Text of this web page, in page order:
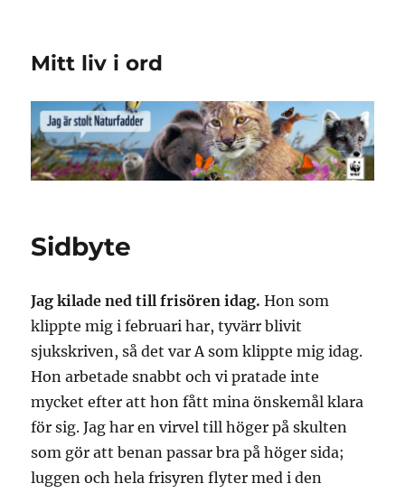
Mitt liv i ord
Sidbyte
Jag kilade ned till frisören idag. Hon som
klippte mig i februari har, tyvärr blivit
sjukskriven, så det var A som klippte mig idag.
Hon arbetade snabbt och vi pratade inte
mycket efter att hon fått mina önskemål klara
för sig. Jag har en virvel till höger på skulten
som gör att benan passar bra på höger sida;
luggen och hela frisyren flyter med i den